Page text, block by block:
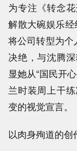
为专注《转念
解散大碗娱乐
将公司转型为个
决绝，与沈腾
显她从“国民开
兰时装周上干
变的视觉宣言。
以肉身殉道的创